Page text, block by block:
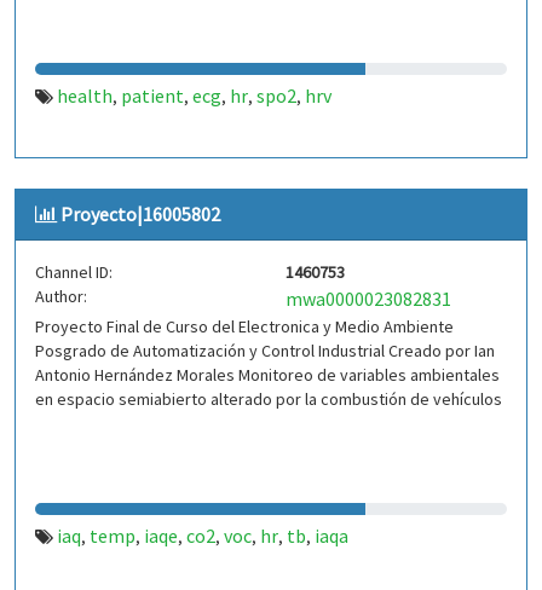
health, patient, ecg, hr, spo2, hrv
Proyecto|16005802
Channel ID:
1460753
Author:
mwa0000023082831
Proyecto Final de Curso del Electronica y Medio Ambiente
Posgrado de Automatización y Control Industrial Creado por Ian
Antonio Hernández Morales Monitoreo de variables ambientales
en espacio semiabierto alterado por la combustión de vehículos
iaq, temp, iaqe, co2, voc, hr, tb, iaqa